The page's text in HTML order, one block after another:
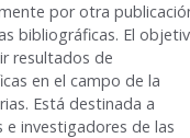
por otra
bibliográficas. El
resultados de
en el campo de la
Está destinada a
investigadores de las